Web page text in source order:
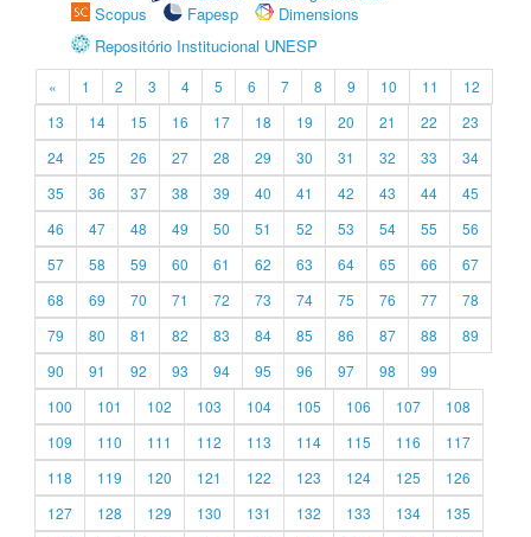
Scopus
Fapesp
Dimensions
Repositório Institucional UNESP
« 1 2 3 4 5 6 7 8 9 10 11
12
13
14 15 16 17 18 19 20 21 22
23
24
25 26 27 28 29 30 31 32 33
34
35
36 37 38 39 40 41 42 43 44
45
46
47 48 49 50 51 52 53 54 55
56
57
58 59 60 61 62 63 64 65 66
67
68
69 70 71 72 73 74 75 76 77
78
79
80 81 82 83 84 85 86 87 88
89
90
91 92 93 94 95 96 97 98
99
100
101 102 103 104 105 106 107
108
109
110 111 112 113 114 115 116
117
118
119 120 121 122 123 124 125
126
127
128 129 130 131 132 133 134
135